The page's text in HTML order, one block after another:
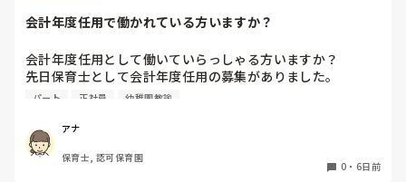
会計年度任用で働かれている方いますか？
会計年度任用として働いていらっしゃる方いますか？
先日保育士として会計年度任用の募集がありました。
赤ちゃん訪問を主にするようですが、園勤務ではなく、保育
よろしくお願いします。
パート 正社員 幼稚園教諭
アナ
保育士, 認可保育園
0 ・ 6日前